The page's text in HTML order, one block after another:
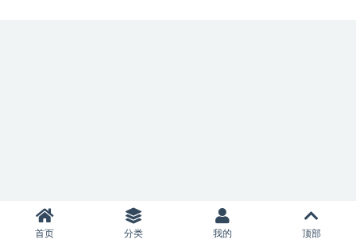
首页 分类 我的 顶部